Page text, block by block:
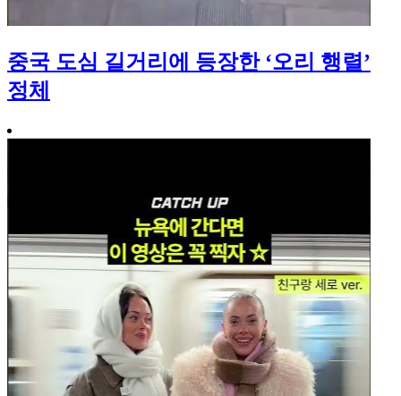
중국 도심 길거리에 등장한 ‘오리 행렬’
정체